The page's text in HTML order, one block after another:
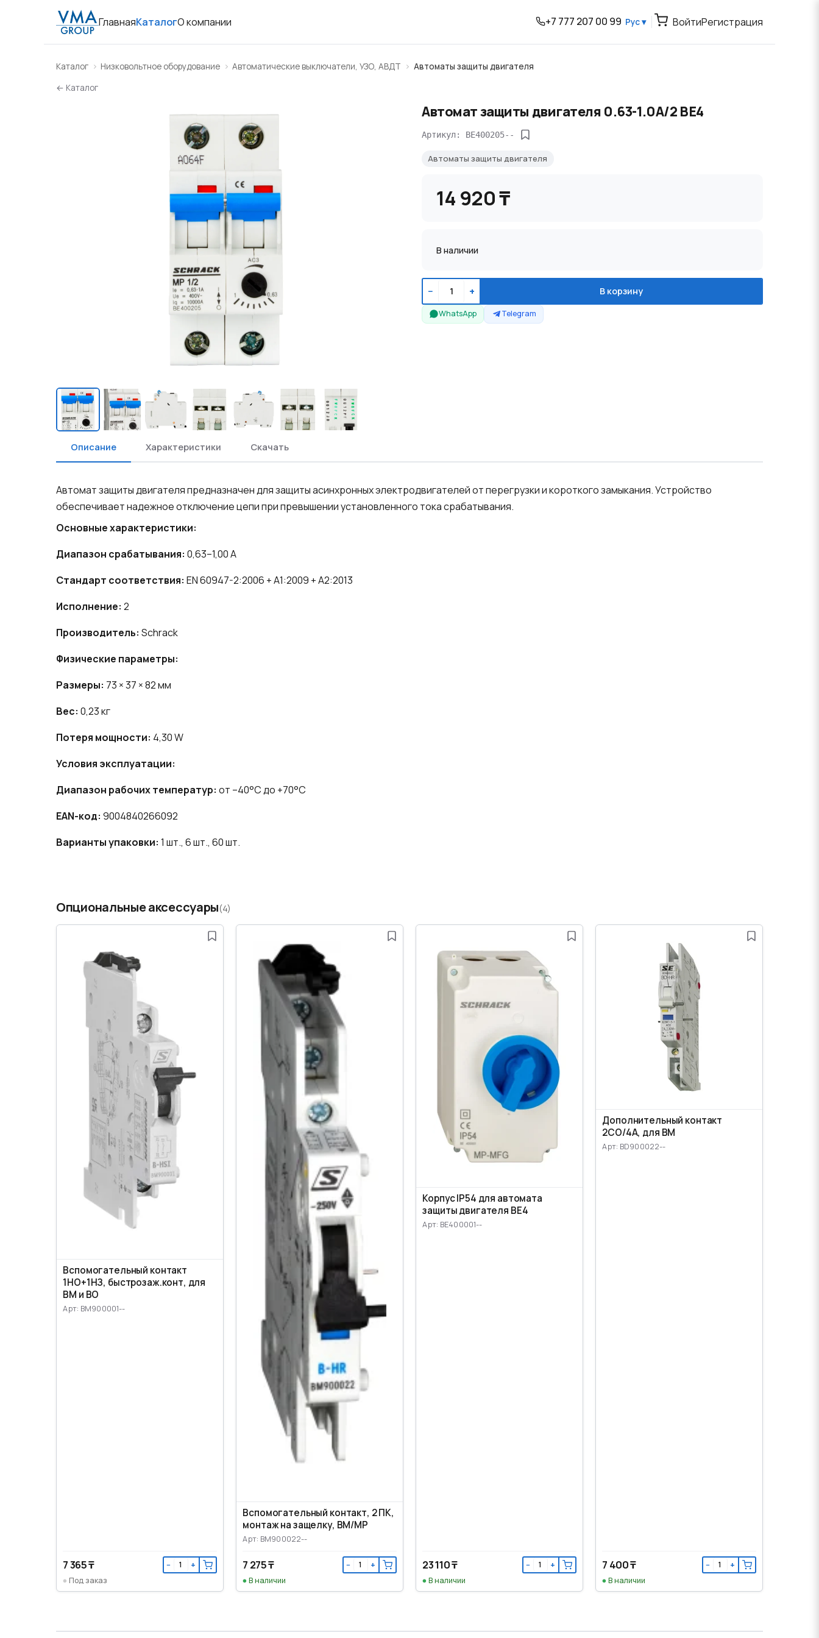
ГлавнаяКаталогО компании +7 777 207 00 99 Рус ▾ ВойтиРегистрация
Каталог Низковольтное оборудование Автоматические выключатели, УЗО, АВДТ
Автоматы защиты двигателя
← Каталог
Автомат защиты двигателя 0.63-1.0А/2 BE4
Артикул: BE400205--
Автоматы защиты двигателя
14 920 ₸
В наличии
− + В корзину
WhatsApp Telegram
Описание Характеристики Скачать
Автомат защиты двигателя предназначен для защиты асинхронных электродвигателей от перегрузки и короткого замыкания. Устройство
обеспечивает надежное отключение цепи при превышении установленного тока срабатывания.
Основные характеристики:
Диапазон срабатывания: 0,63–1,00 A
Стандарт соответствия: EN 60947-2:2006 + A1:2009 + A2:2013
Исполнение: 2
Производитель: Schrack
Физические параметры:
Размеры: 73 × 37 × 82 мм
Вес: 0,23 кг
Потеря мощности: 4,30 W
Условия эксплуатации:
Диапазон рабочих температур: от –40°C до +70°C
EAN-код: 9004840266092
Варианты упаковки: 1 шт., 6 шт., 60 шт.
Опциональные аксессуары(4)
Вспомогательный контакт
1НО+1НЗ, быстрозаж.конт, для
ВМ и ВО
Арт: BM900001--
7 365 ₸ − +
Под заказ
Вспомогательный контакт, 2 ПК,
монтаж на защелку, ВМ/МР
Арт: BM900022--
7 275 ₸ − +
В наличии
Корпус IP54 для автомата
защиты двигателя BE4
Арт: BE400001--
23 110 ₸ − +
В наличии
Дополнительный контакт
2CO/4A, для ВМ
Арт: BD900022--
7 400 ₸ − +
В наличии